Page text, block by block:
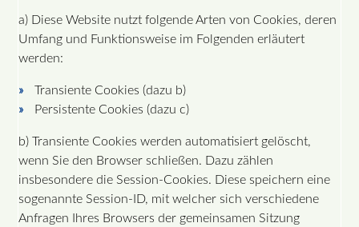
a) Diese Website nutzt folgende Arten von Cookies, deren
Umfang und Funktionsweise im Folgenden erläutert
werden:
Transiente Cookies (dazu b)
Persistente Cookies (dazu c)
b) Transiente Cookies werden automatisiert gelöscht,
wenn Sie den Browser schließen. Dazu zählen
insbesondere die Session-Cookies. Diese speichern eine
sogenannte Session-ID, mit welcher sich verschiedene
Anfragen Ihres Browsers der gemeinsamen Sitzung